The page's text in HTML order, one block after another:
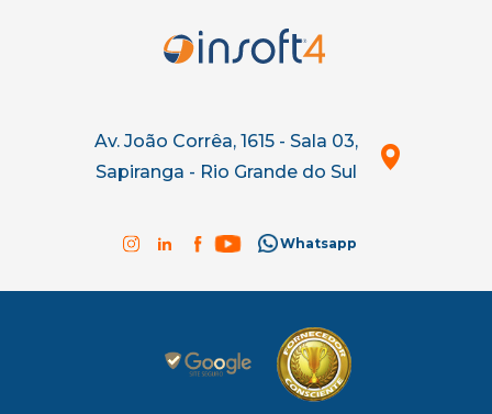
Av. João Corrêa, 1615 - Sala 03,
Sapiranga - Rio Grande do Sul
Whatsapp